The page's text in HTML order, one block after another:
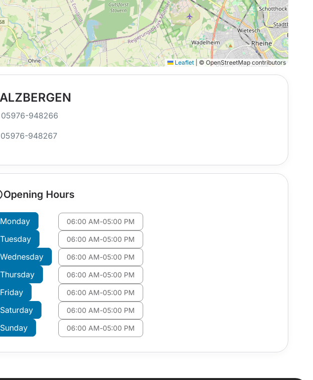
Leaflet © OpenStreetMap contributors
05976-948266
05976-948267
Opening Hours
Monday 06:00 AM-05:00 PM
Tuesday 06:00 AM-05:00 PM
Wednesday 06:00 AM-05:00 PM
Thursday 06:00 AM-05:00 PM
Friday 06:00 AM-05:00 PM
Saturday 06:00 AM-05:00 PM
Sunday 06:00 AM-05:00 PM